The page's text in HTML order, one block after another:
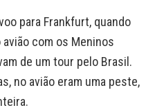
para Frankfurt, quando
com os Meninos
de um tour pelo Brasil.
no avião eram uma peste,